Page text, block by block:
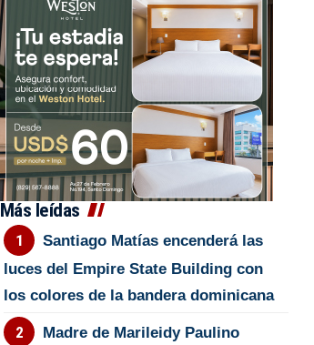
Más leídas
Santiago Matías encenderá las
luces del Empire State Building con
los colores de la bandera dominicana
Madre de Marileidy Paulino